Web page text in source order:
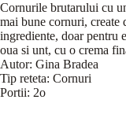
Cornurile brutarului cu
mai bune cornuri, create
ingrediente, doar pentru
oua si unt, cu o crema
Autor: Gina Bradea
Tip reteta: Cornuri
Portii: 2o